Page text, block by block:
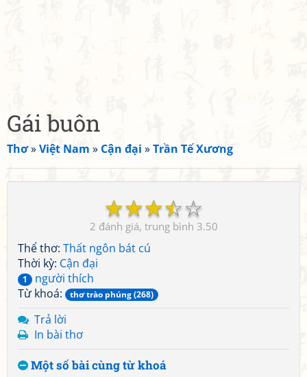
Gái buôn
Thơ»Việt Nam » Cận đại »Trần Tế Xương
☆
☆
☆
☆
☆
2 3.50
Thể thơ: Thất ngôn bát cú
Thời kỳ: Cận đại
1
người thích
Từ khoá:
thơ trào phúng (268)
Trả lời
In bài thơ
Một số bài cùng từ khoá